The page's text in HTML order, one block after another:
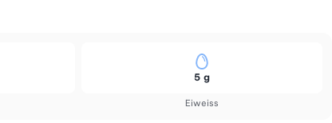
Eiweiss
5 g